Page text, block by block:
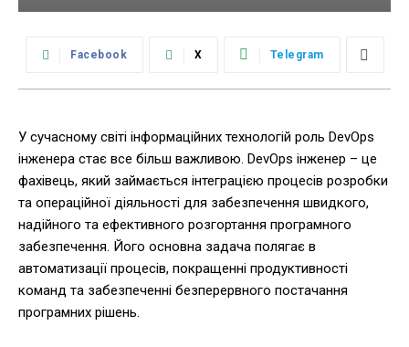
Facebook X Telegram
У сучасному світі інформаційних технологій роль DevOps
інженера стає все більш важливою. DevOps інженер – це
фахівець, який займається інтеграцією процесів розробки
та операційної діяльності для забезпечення швидкого,
надійного та ефективного розгортання програмного
забезпечення. Його основна задача полягає в
автоматизації процесів, покращенні продуктивності
команд та забезпеченні безперервного постачання
програмних рішень.